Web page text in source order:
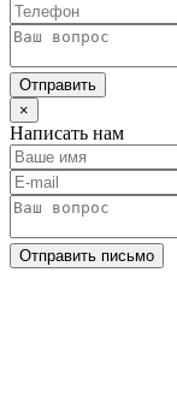
Отправить
×
Написать нам
Отправить письмо